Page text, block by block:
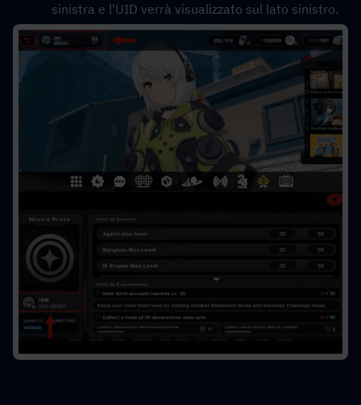
sinistra e l'UID verrà visualizzato sul lato sinistro.